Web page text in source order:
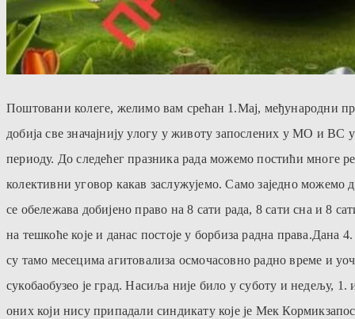
Поштовани колеге, желимо вам срећан 1.Мај, међународни
добија све значајнију улогу у животу запослених у МО и ВС
периоду. До следећег празника рада можемо постићи многе
колективни уговор какав заслужујемо. Само заједно можемо
се обележава добијено право на 8 сати рада, 8 сати сна и 8
на тешкоће које и данас постоје у борбиза радна
су тамо месецима агитовализа осмочасовно радно време и
сукобаобузео је град. Насиља није било у суботу и недељу,
оних који нису припадали синдикату које је Мек